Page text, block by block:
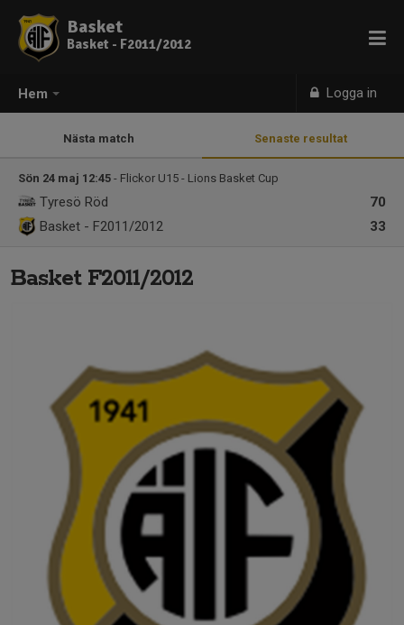
Hem Logga in
Basket
Basket - F2011/2012
Nästa match Senaste resultat
Sön 24 maj 12:45 - Flickor U15 - Lions Basket Cup
70
Tyresö Röd
33
Basket - F2011/2012
Basket F2011/2012